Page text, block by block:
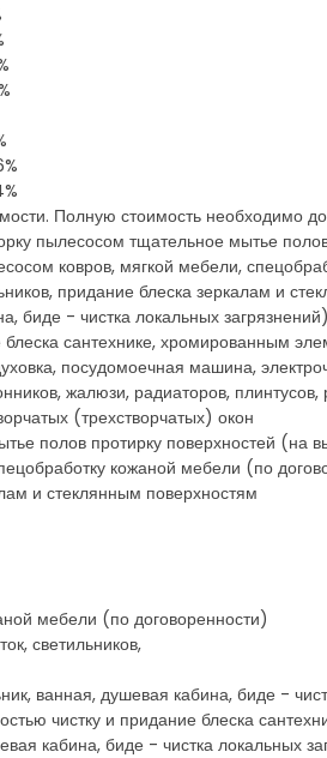
Полную стоимость необходимо
пылесосом тщательное мытье
ковров, мягкой мебели,
придание блеска зеркалам и
биде - чистка локальных
сантехнике, хромированным
посудомоечная машина,
жалюзи, радиаторов, плинтусов,
(трехстворчатых) окон
полов протирку поверхностей (на
кожаной мебели (по
и стеклянным поверхностям
мебели (по договоренности)
светильников,
ванная, душевая кабина, биде -
чистку и придание блеска
кабина, биде - чистка локальных